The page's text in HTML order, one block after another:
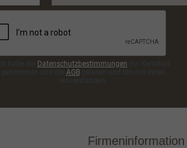
Datenschutzbestimmungen
AGBgelesen und bin mit ihnen
Firmeninformation